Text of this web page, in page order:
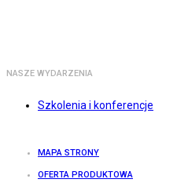
NASZE WYDARZENIA
Szkolenia i konferencje
MAPA STRONY
OFERTA PRODUKTOWA